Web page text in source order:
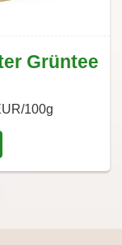
Grüntee
100g